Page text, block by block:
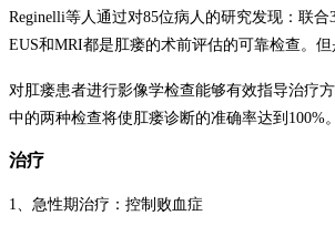
Reginelli等人通过对85位病人的研究发现：联合
EUS和MRI都是肛瘘的术前评估的可靠检查。
对肛瘘患者进行影像学检查能够有效指导治疗
中的两种检查将使肛瘘诊断的准确率达到 100%。
治疗
1 、急性期治疗：控制败血症